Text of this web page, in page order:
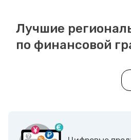
Лучшие
по финансовой